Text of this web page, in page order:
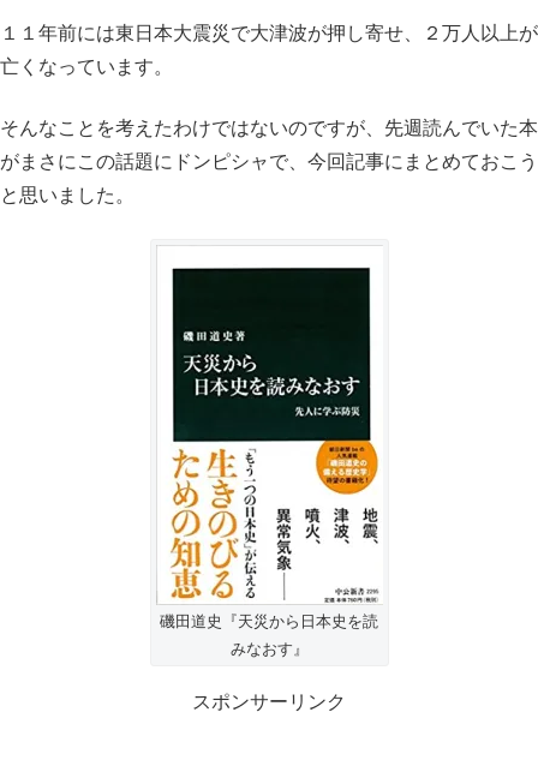
１１年前には東日本大震災で大津波が押し寄せ、２万人以上が
亡くなっています。
そんなことを考えたわけではないのですが、先週読んでいた本
がまさにこの話題にドンピシャで、今回記事にまとめておこう
と思いました。
磯田道史『天災から日本史を読
みなおす』
スポンサーリンク